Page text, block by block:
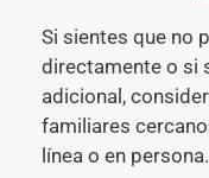
Si sientes que no
directamente o si
adicional,
familiares
línea o en persona.